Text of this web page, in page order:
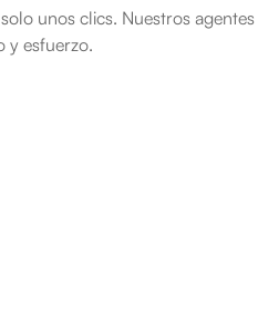
unos clics. Nuestros
y esfuerzo.